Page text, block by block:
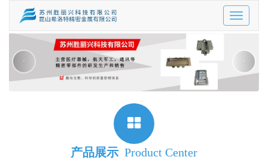
Toggle
‹ ›
产品展示 Product Center